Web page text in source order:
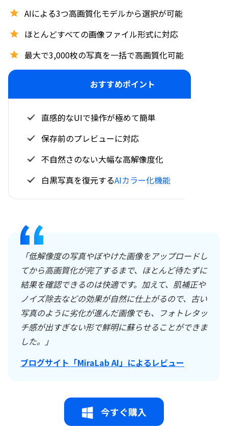
AIによる3つ高画質化モデルから選択が可能
ほとんどすべての画像ファイル形式に対応
最大で3,000枚の写真を一括で高画質化可能
おすすめポイント
直感的なUIで操作が極めて簡単
保存前のプレビューに対応
不自然さのない大幅な高解像度化
白黒写真を復元するAIカラー化機能
「低解像度の写真やぼやけた画像をアップロードし
てから高画質化が完了するまで、ほとんど待たずに
結果を確認できるのは快適です。加えて、肌補正や
ノイズ除去などの効果が自然に仕上がるので、古い
写真のように劣化が進んだ画像でも、フォトレタッ
チ感が出すぎない形で鮮明に蘇らせることができま
した。」
ブログサイト「MiraLab AI」によるレビュー
今すぐ購入